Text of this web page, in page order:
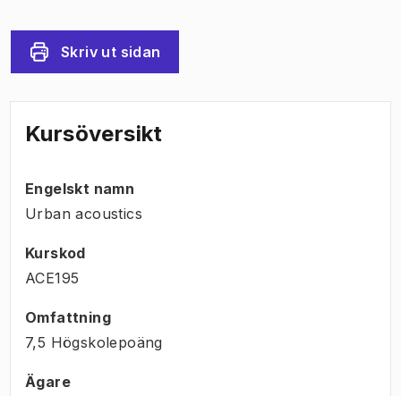
Skriv ut sidan
Kursöversikt
Engelskt namn
Urban acoustics
Kurskod
ACE195
Omfattning
7,5 Högskolepoäng
Ägare